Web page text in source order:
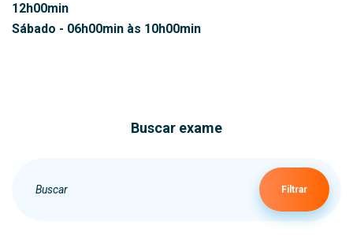
12h00min
Sábado - 06h00min às 10h00min
Buscar exame
Filtrar